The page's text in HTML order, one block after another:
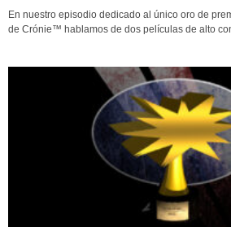
En nuestro episodio dedicado al único oro de
de Crónie™ hablamos de dos películas de alto